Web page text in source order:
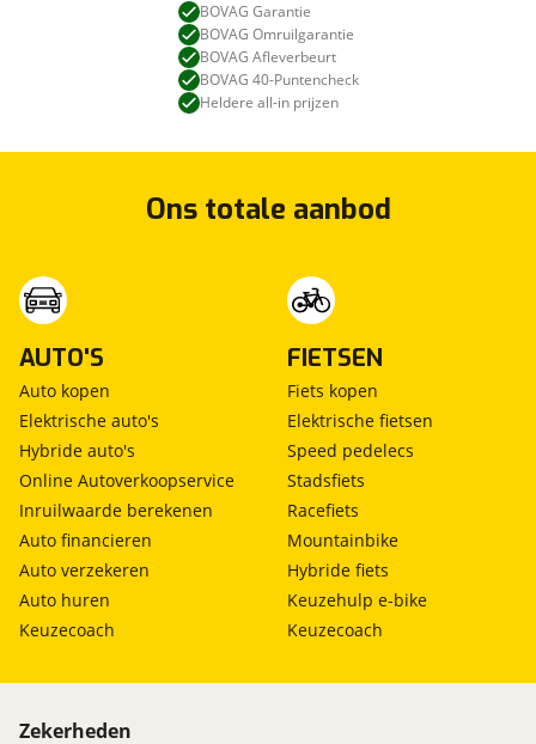
BOVAG Garantie
BOVAG Omruilgarantie
BOVAG Afleverbeurt
BOVAG 40-Puntencheck
Heldere all-in prijzen
Ons totale aanbod
AUTO'S
Auto kopen
Elektrische auto's
Hybride auto's
Online Autoverkoopservice
Inruilwaarde berekenen
Auto financieren
Auto verzekeren
Auto huren
Keuzecoach
FIETSEN
Fiets kopen
Elektrische fietsen
Speed pedelecs
Stadsfiets
Racefiets
Mountainbike
Hybride fiets
Keuzehulp e-bike
Keuzecoach
Zekerheden